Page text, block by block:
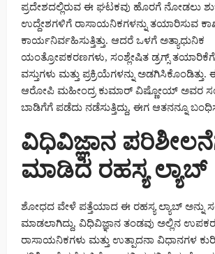
ಪ್ರದೇಶದಲ್ಲಿರುವ ಈ ಘಟಕವು ಹೊರಗೆ ನೋಡಲು
ಉದ್ದೇಶಗಳಿಗೆ ರಾಸಾಯನಿಕಗಳನ್ನು ತಯಾರಿಸುವ
ಕಾರ್ಯನಿರ್ವಹಿಸುತ್ತಿತ್ತು. ಆದರೆ ಒಳಗೆ ಅತ್ಯಾಧುನಿಕ
ಯಂತ್ರೋಪಕರಣಗಳು, ಸಂಶ್ಲೇಷಿತ ಡ್ರಗ್ಸ್ ತಯಾರಿಕೆಗೆ
ವಸ್ತುಗಳು ಮತ್ತು ಪ್ರಕ್ರಿಯೆಗಳನ್ನು
ಆರೋಪಿ ಮಹೀಂದ್ರ ಕುಮಾರ್ ವಿಷ್ಣೋಯ್ ಅವರ
ಬಾಡಿಗೆಗೆ ಪಡೆದು ನಡೆಸುತ್ತಿದ್ದು, ಈಗ ಆತನನ್ನೂ
ವಿಧಿವಿಜ್ಞಾನ
ಮಾಡಿದ ರಹಸ್ಯ ಲ್ಯಾಬ್
ಶೋಧದ ವೇಳೆ ಪತ್ತೆಯಾದ ಈ ರಹಸ್ಯ ಲ್ಯಾಬ್ ಅನ್ನು
ಮಾಡಲಾಗಿದ್ದು, ವಿಧಿವಿಜ್ಞಾನ ತಂಡವು ಅಲ್ಲಿನ
ರಾಸಾಯನಿಕಗಳು ಮತ್ತು ಉತ್ಪಾದನಾ ವಿಧಾನಗಳ